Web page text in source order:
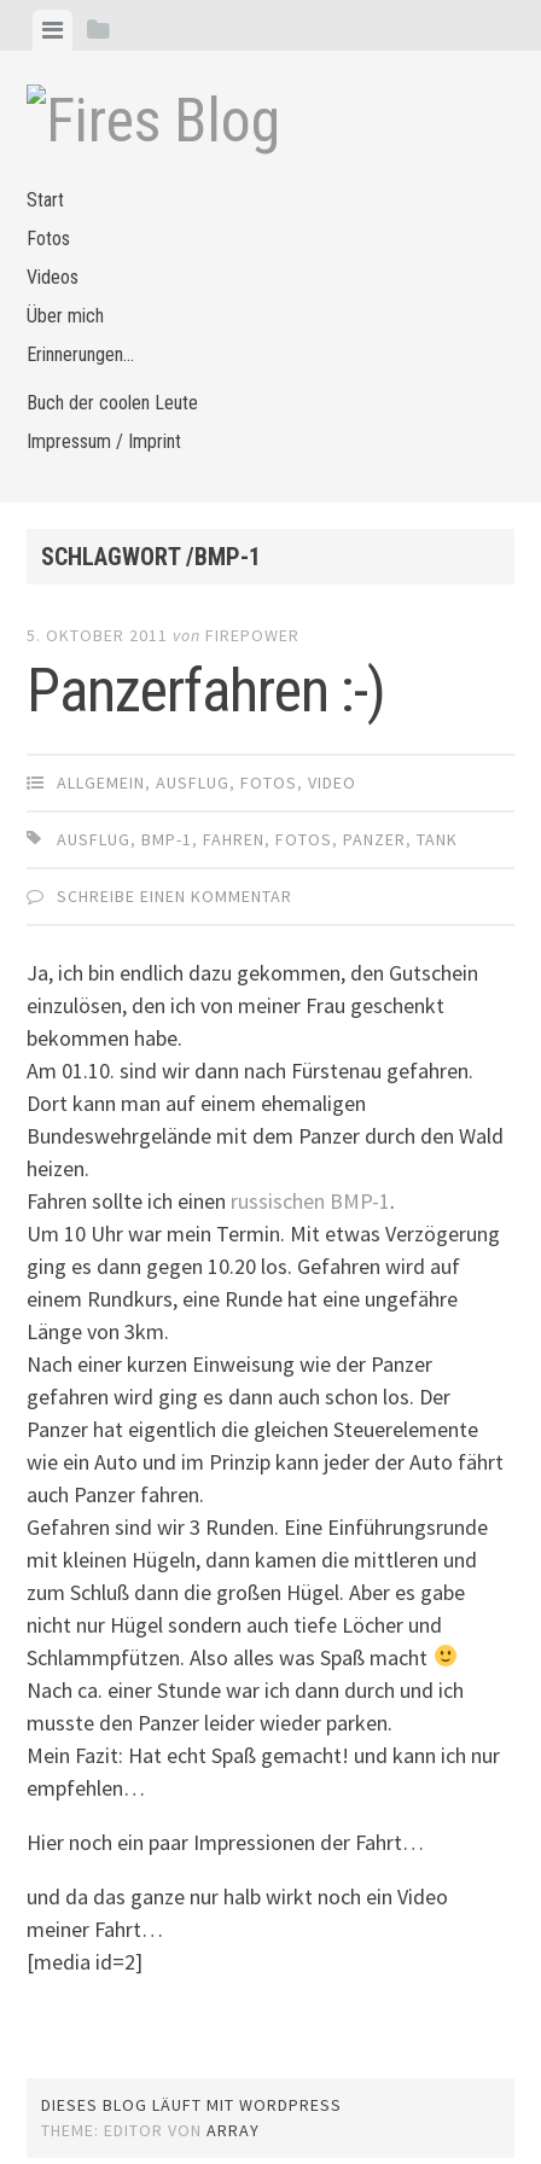
Zum
springen
MenüSeitenleiste
Start
Fotos
Videos
Über mich
Erinnerungen…
Buch der coolen Leute
Impressum / Imprint
SCHLAGWORT /BMP-1
5. OKTOBER 2011 von FIREPOWER
Panzerfahren :-)
ALLGEMEIN,AUSFLUG, FOTOS,VIDEO
AUSFLUG, BMP-1, FAHREN, FOTOS, PANZER,TANK
SCHREIBE EINEN KOMMENTAR
Ja, ich bin endlich dazu gekommen, den Gutschein
einzulösen, den ich von meiner Frau geschenkt
bekommen habe.
Am 01.10. sind wir dann nach Fürstenau gefahren.
Dort kann man auf einem ehemaligen
Bundeswehrgelände mit dem Panzer durch den Wald
heizen.
Fahren sollte ich einen russischen BMP-1.
Um 10 Uhr war mein Termin. Mit etwas Verzögerung
ging es dann gegen 10.20 los. Gefahren wird auf
einem Rundkurs, eine Runde hat eine ungefähre
Länge von 3km.
Nach einer kurzen Einweisung wie der Panzer
gefahren wird ging es dann auch schon los. Der
Panzer hat eigentlich die gleichen Steuerelemente
wie ein Auto und im Prinzip kann jeder der Auto fährt
auch Panzer fahren.
Gefahren sind wir 3 Runden. Eine Einführungsrunde
mit kleinen Hügeln, dann kamen die mittleren und
zum Schluß dann die großen Hügel. Aber es gabe
nicht nur Hügel sondern auch tiefe Löcher und
Schlammpfützen. Also alles was Spaß macht
Nach ca. einer Stunde war ich dann durch und ich
musste den Panzer leider wieder parken.
Mein Fazit: Hat echt Spaß gemacht! und kann ich nur
empfehlen…
Hier noch ein paar Impressionen der Fahrt…
und da das ganze nur halb wirkt noch ein Video
meiner Fahrt…
[media id=2]
DIESES BLOG LÄUFT MIT WORDPRESS
THEME: EDITOR VONARRAY